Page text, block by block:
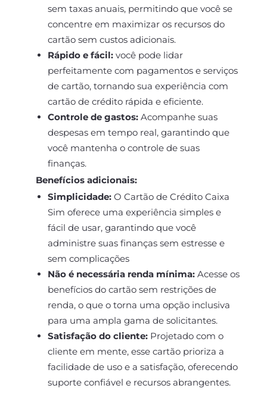
sem taxas anuais, permitindo que você se
concentre em maximizar os recursos do
cartão sem custos adicionais.
Rápido e fácil:você pode lidar
perfeitamente com pagamentos e serviços
de cartão, tornando sua experiência com
cartão de crédito rápida e eficiente.
Controle de gastos:Acompanhe suas
despesas em tempo real, garantindo que
você mantenha o controle de suas
finanças.
Benefícios adicionais:
Simplicidade:O Cartão de Crédito Caixa
Sim oferece uma experiência simples e
fácil de usar, garantindo que você
administre suas finanças sem estresse e
sem complicações
Não é necessária renda mínima:Acesse os
benefícios do cartão sem restrições de
renda, o que o torna uma opção inclusiva
para uma ampla gama de solicitantes.
Satisfação do cliente:Projetado com o
cliente em mente, esse cartão prioriza a
facilidade de uso e a satisfação, oferecendo
suporte confiável e recursos abrangentes.